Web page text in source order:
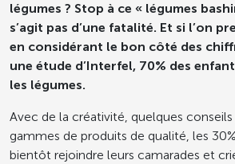
légumes ? Stop à ce « légumes
s’agit pas d’une fatalité. Et si l’on
en considérant le bon côté des
une étude d’Interfel, 70% des
les légumes.
Avec de la créativité, quelques
gammes de produits de qualité, les
bientôt rejoindre leurs camarades et